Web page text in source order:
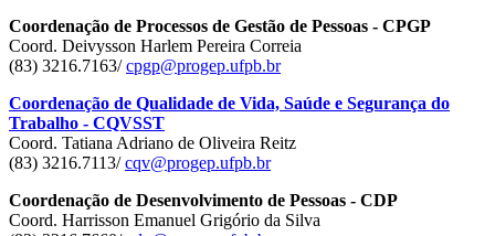
Coordenação de Processos de Gestão de Pessoas - CPGP
Coord. Deivysson Harlem Pereira Correia
(83) 3216.7163/cpgp@progep.ufpb.br
Coordenação de Qualidade de Vida, Saúde e Segurança do
Trabalho - CQVSST
Coord. Tatiana Adriano de Oliveira Reitz
(83) 3216.7113/cqv@progep.ufpb.br
Coordenação de Desenvolvimento de Pessoas - CDP
Coord. Harrisson Emanuel Grigório da Silva